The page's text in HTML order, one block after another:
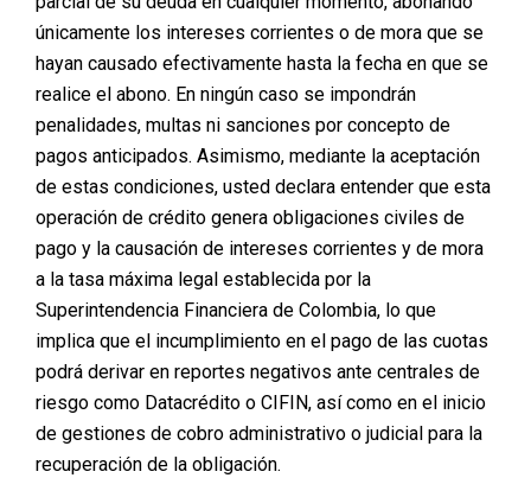
únicamente los intereses corrientes o de mora que se
hayan causado efectivamente hasta la fecha en que se
realice el abono. En ningún caso se impondrán
penalidades, multas ni sanciones por concepto de
pagos anticipados. Asimismo, mediante la aceptación
de estas condiciones, usted declara entender que esta
operación de crédito genera obligaciones civiles de
pago y la causación de intereses corrientes y de mora
a la tasa máxima legal establecida por la
Superintendencia Financiera de Colombia, lo que
implica que el incumplimiento en el pago de las cuotas
podrá derivar en reportes negativos ante centrales de
riesgo como Datacrédito o CIFIN, así como en el inicio
de gestiones de cobro administrativo o judicial para la
recuperación de la obligación.